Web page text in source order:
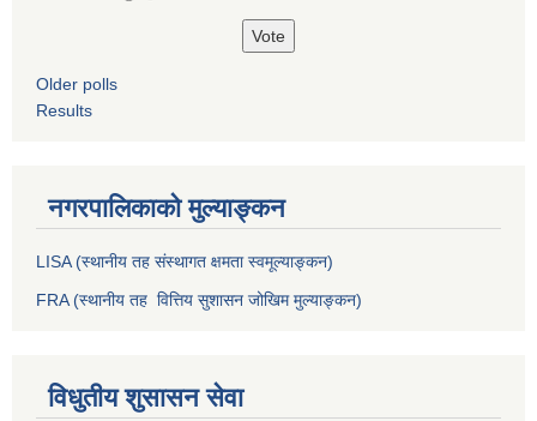
Older polls
Results
नगरपालिकाको मुल्याङ्कन
LISA (स्थानीय तह संस्थागत क्षमता स्वमूल्याङ्कन)
FRA (स्थानीय तह वित्तिय सुशासन जोखिम मुल्याङ्कन)
विधुतीय शुसासन सेवा